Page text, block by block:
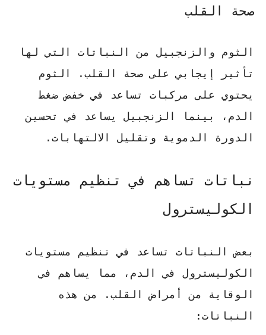
صحة القلب
الثوم والزنجبيل من النباتات التي لها
تأثير إيجابي على صحة القلب.
الثوم
يحتوي على مركبات تساعد في خفض ضغط
الدم، بينما
الزنجبيل يساعد في تحسين
الدورة الدموية وتقليل الالتهابات.
نباتات تساهم في تنظيم مستويات
الكوليسترول
بعض النباتات تساعد في تنظيم مستويات
الكوليسترول في الدم، مما يساهم في
الوقاية من أمراض القلب. من هذه
النباتات: